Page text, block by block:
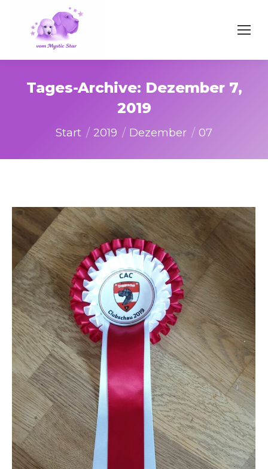
Tages-Archive: Dezember 7,
2019
Sie befinden sich hier:
Start 2019 Dezember 07